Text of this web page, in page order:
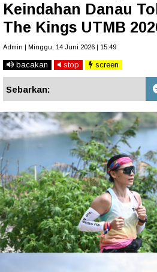
Keindahan Danau
The Kings UTMB
Admin | Minggu, 14 Juni 2026 | 15:49
bacakan stop screen
Sebarkan: